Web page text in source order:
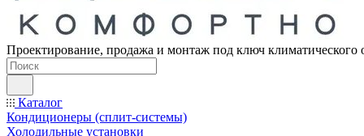
Проектирование, продажа и монтаж под ключ климатического
Каталог
Кондиционеры (сплит-системы)
Холодильные установки